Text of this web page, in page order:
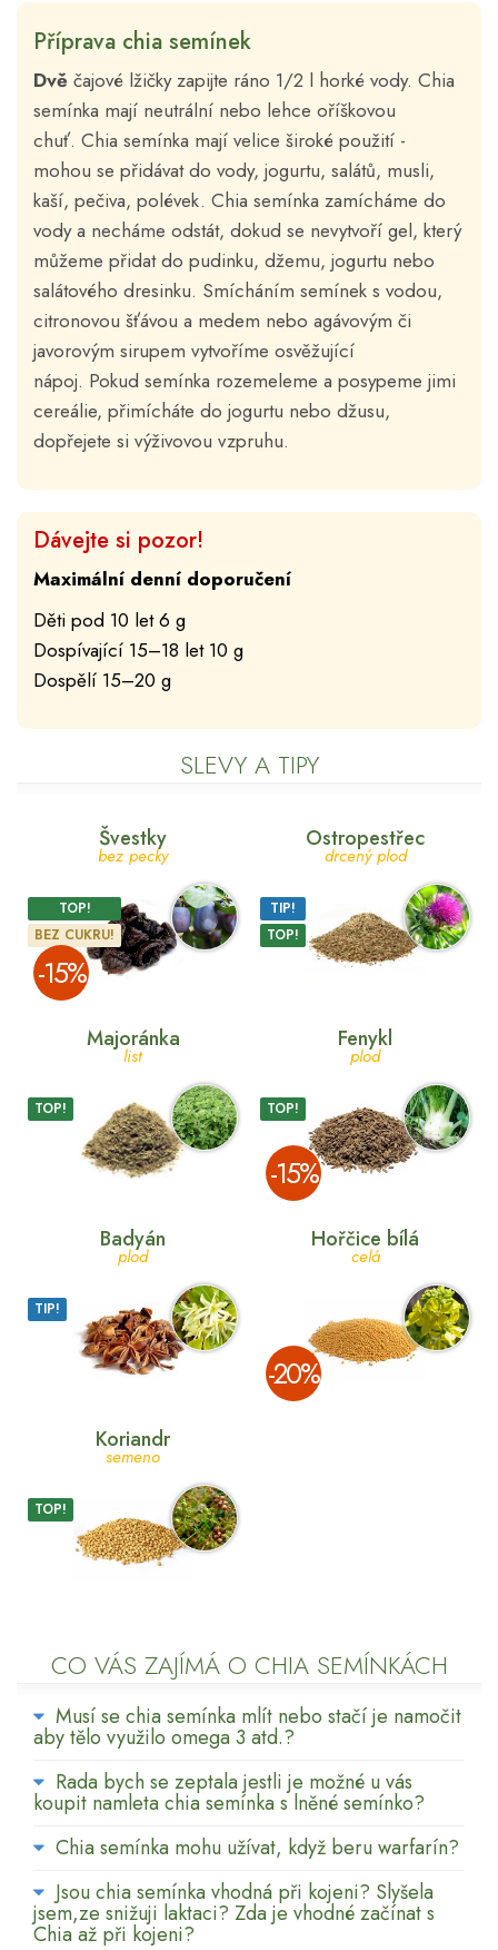
Příprava chia semínek
Dvě čajové lžičky zapijte ráno 1/2 l horké vody. Chia
semínka mají neutrální nebo lehce oříškovou
chuť. Chia semínka mají velice široké použití -
mohou se přidávat do vody, jogurtu, salátů, musli,
kaší, pečiva, polévek. Chia semínka zamícháme do
vody a necháme odstát, dokud se nevytvoří gel, který
můžeme přidat do pudinku, džemu, jogurtu nebo
salátového dresinku. Smícháním semínek s vodou,
citronovou šťávou a medem nebo agávovým či
javorovým sirupem vytvoříme osvěžující
nápoj. Pokud semínka rozemeleme a posypeme jimi
cereálie, přimícháte do jogurtu nebo džusu,
dopřejete si výživovou vzpruhu.
Dávejte si pozor!
Maximální denní doporučení
Děti pod 10 let 6 g
Dospívající 15–18 let 10 g
Dospělí 15–20 g
SLEVY A TIPY
Švestky
bez pecky
TOP!
BEZ CUKRU!
­-15%
Ostropestřec
drcený plod
TIP!
TOP!
Majoránka
list
TOP!
Fenykl
plod
TOP!
­-15%
Badyán
plod
TIP!
Hořčice bílá
celá
­-20%
Koriandr
semeno
TOP!
CO VÁS ZAJÍMÁ O CHIA SEMÍNKÁCH
Musí se chia semínka mlít nebo stačí je namočit
aby tělo využilo omega 3 atd.?
Rada bych se zeptala jestli je možné u vás
koupit namleta chia semínka s lněné semínko?
Chia semínka mohu užívat, když beru warfarín?
Jsou chia semínka vhodná při kojeni? Slyšela
jsem,ze snižuji laktaci? Zda je vhodné začínat s
Chia až při kojeni?